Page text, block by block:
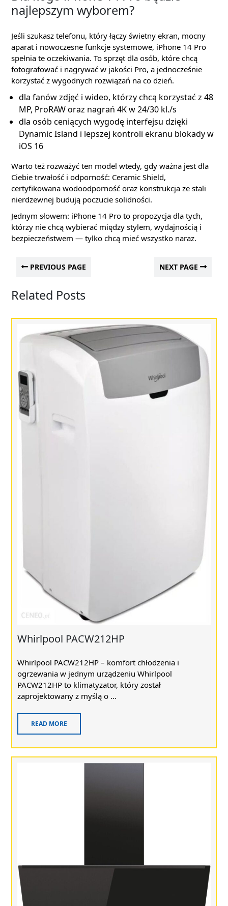
najlepszym wyborem?
Jeśli szukasz telefonu, który łączy świetny ekran, mocny
aparat i nowoczesne funkcje systemowe, iPhone 14 Pro
spełnia te oczekiwania. To sprzęt dla osób, które chcą
fotografować i nagrywać w jakości Pro, a jednocześnie
korzystać z wygodnych rozwiązań na co dzień.
dla fanów zdjęć i wideo, którzy chcą korzystać z 48
MP, ProRAW oraz nagrań 4K w 24/30 kl./s
dla osób ceniących wygodę interfejsu dzięki
Dynamic Island i lepszej kontroli ekranu blokady w
iOS 16
Warto też rozważyć ten model wtedy, gdy ważna jest dla
Ciebie trwałość i odporność: Ceramic Shield,
certyfikowana wodoodporność oraz konstrukcja ze stali
nierdzewnej budują poczucie solidności.
Jednym słowem: iPhone 14 Pro to propozycja dla tych,
którzy nie chcą wybierać między stylem, wydajnością i
bezpieczeństwem — tylko chcą mieć wszystko naraz.
PREVIOUS PAGE NEXT PAGE
Related Posts
Whirlpool PACW212HP
Whirlpool PACW212HP – komfort chłodzenia i
ogrzewania w jednym urządzeniu Whirlpool
PACW212HP to klimatyzator, który został
zaprojektowany z myślą o ...
READ MORE